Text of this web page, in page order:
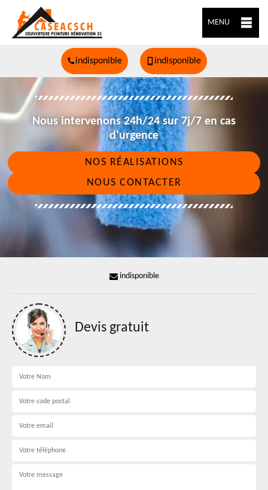
MENU
indisponible indisponible
Nous intervenons 24h/24 sur 7j/7 en cas
d'urgence
NOS RÉALISATIONS
NOUS CONTACTER
indisponible
Devis gratuit